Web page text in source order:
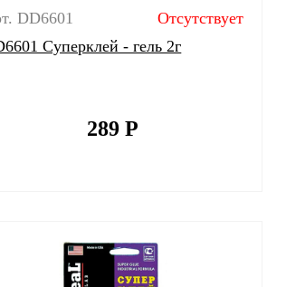
DD6601
Отсутствует
Суперклей - гель 2г
289Р